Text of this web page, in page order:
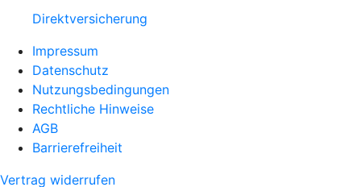
Direktversicherung
Impressum
Datenschutz
Nutzungsbedingungen
Rechtliche Hinweise
AGB
Barrierefreiheit
Vertrag widerrufen